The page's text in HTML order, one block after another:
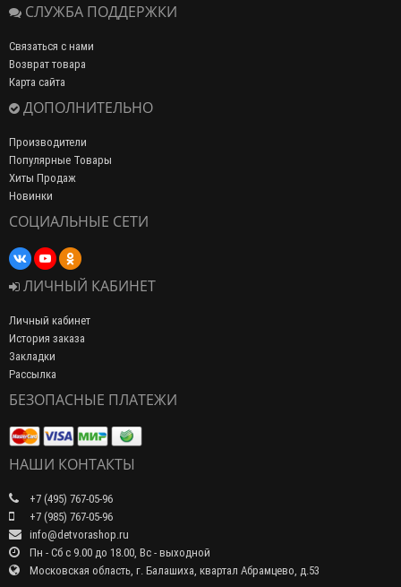
СЛУЖБА ПОДДЕРЖКИ
Связаться с нами
Возврат товара
Карта сайта
ДОПОЛНИТЕЛЬНО
Производители
Популярные Товары
Хиты Продаж
Новинки
СОЦИАЛЬНЫЕ СЕТИ
ЛИЧНЫЙ КАБИНЕТ
Личный кабинет
История заказа
Закладки
Рассылка
БЕЗОПАСНЫЕ ПЛАТЕЖИ
НАШИ КОНТАКТЫ
+7 (495) 767-05-96
+7 (985) 767-05-96
info@detvorashop.ru
Пн - Сб с 9.00 до 18.00, Вс - выходной
Московская область, г. Балашиха, квартал Абрамцево, д.53